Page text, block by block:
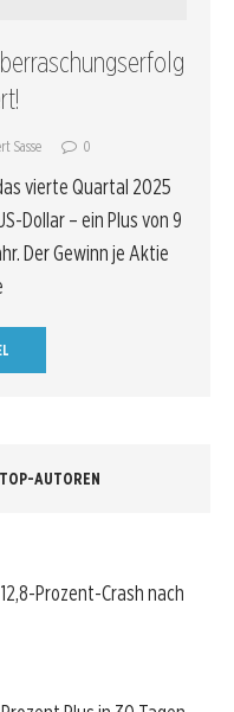
Sasse 0
vierte Quartal 2025
Dollar – ein Plus von 9
Der Gewinn je Aktie
AUTOREN
Prozent-Crash nach